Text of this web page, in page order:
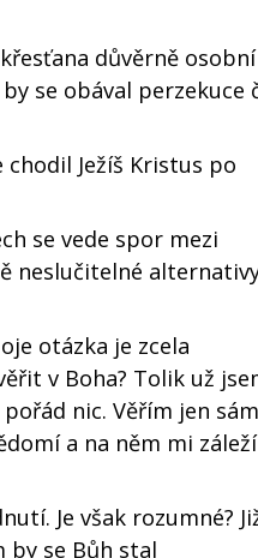
důvěrně osobní
se obával perzekuce
Ježíš Kristus po
se vede spor mezi
neslučitelné
otázka je zcela
v Boha? Tolik už
nic. Věřím jen sám
a na něm mi záleží
Je však rozumné?
by se Bůh stal